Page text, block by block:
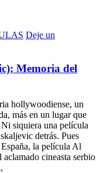
Deje un
Memoria del
hollywoodiense, un
más en un lugar que
siquiera una película
detrás. Pues
la película Al
cineasta serbio